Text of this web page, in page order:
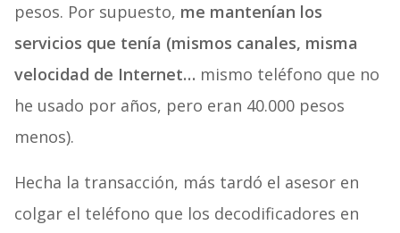
pesos. Por supuesto, me mantenían los
servicios que tenía (mismos canales, misma
velocidad de Internet… mismo teléfono que no
he usado por años, pero eran 40.000 pesos
menos).
Hecha la transacción, más tardó el asesor en
colgar el teléfono que los decodificadores en